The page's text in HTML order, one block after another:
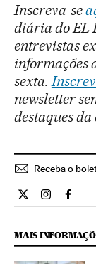
Inscreva-se
diária do EL
entrevistas
informações
sexta.
newsletter
destaques
Receba o
Internacional
MAIS